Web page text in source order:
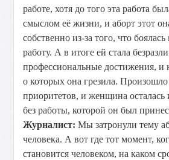
работе, хотя до того эта работа
смыслом её жизни, и аборт этот
собственно из-за того, что боялась
работу. А в итоге ей стала
профессиональные достижения, и
о которых она грезила.
приоритетов, и женщина осталась
без работы, которой он был
Журналист: Мы затронули тему
человека. А вот где тот момент,
становится человеком, на каком